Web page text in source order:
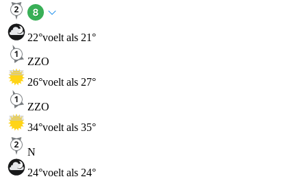
22°voelt als 21°
ZZO
26°voelt als 27°
ZZO
34°voelt als 35°
N
24°voelt als 24°